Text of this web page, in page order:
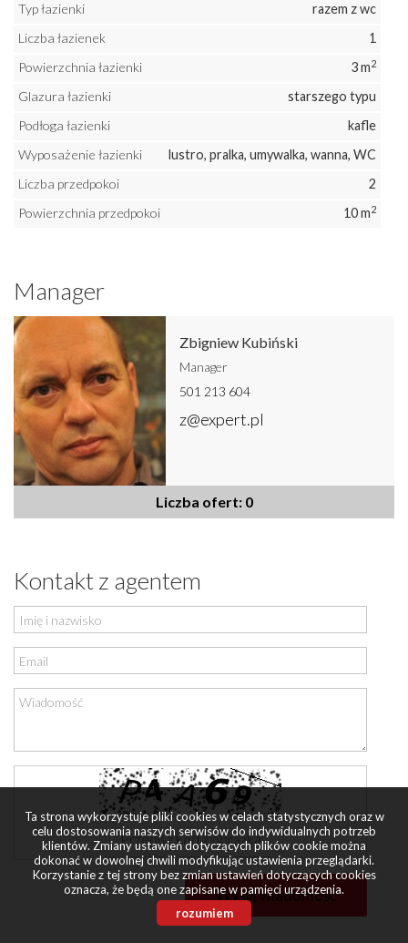
Typ łazienki
razem z wc
Liczba łazienek
1
Powierzchnia łazienki
3 m2
Glazura łazienki
starszego typu
Podłoga łazienki
kafle
Wyposażenie łazienki
lustro, pralka, umywalka, wanna, WC
Liczba przedpokoi
2
Powierzchnia przedpokoi
10 m2
Manager
Zbigniew Kubiński
Manager
501 213 604
z@expert.pl
Liczba ofert: 0
Kontakt z agentem
Ta strona wykorzystuje pliki cookies w celach statystycznych oraz w
celu dostosowania naszych serwisów do indywidualnych potrzeb
klientów. Zmiany ustawień dotyczących plików cookie można
dokonać w dowolnej chwili modyfikując ustawienia przeglądarki.
Korzystanie z tej strony bez zmian ustawień dotyczących cookies
oznacza, że będą one zapisane w pamięci urządzenia.
rozumiem